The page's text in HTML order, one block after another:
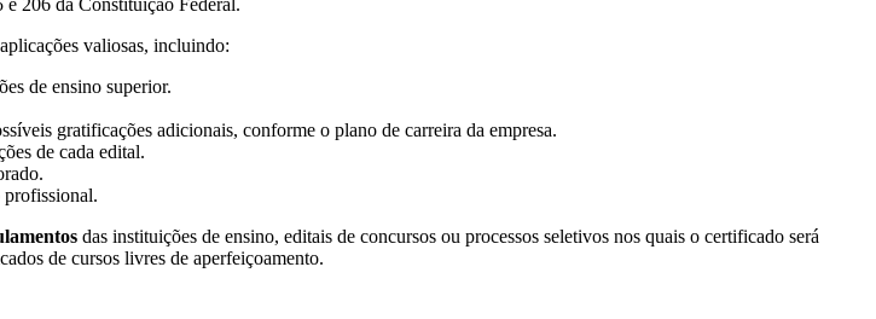
206 da Constituição Federal.
valiosas, incluindo:
de ensino superior.
gratificações adicionais, conforme o plano de carreira da empresa.
de cada edital.
profissional.
das instituições de ensino, editais de concursos ou processos seletivos nos quais o certificado será
de cursos livres de aperfeiçoamento.